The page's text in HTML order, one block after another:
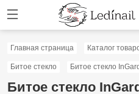
Главная страница Каталог
Битое стекло Битое стекло
Битое стекло